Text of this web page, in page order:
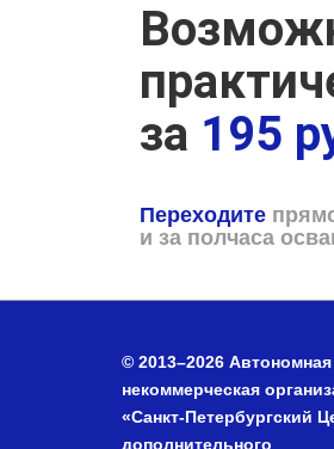
за 195
Переходите
и за полчаса
© 2013–2026 Автономная
некоммерческая
«Санкт-Петербургский
дополнительного